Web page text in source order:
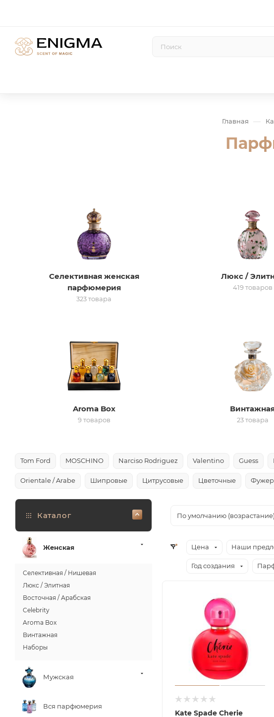
Главная —
Селективная женская
парфюмерия
323 товара
Люкс /
419 товаров
Aroma Box
9 товаров 23 товара
Tom Ford MOSCHINO Narciso Rodriguez Valentino Guess
Orientale / Arabe Шипровые Цитрусовые Цветочные
По умолчанию (возрастание)
Цена Наши
Год создания
Kate Spade Cherie
Каталог
Женская
Селективная / Нишевая
Люкс / Элитная
Восточная / Арабская
Celebrity
Aroma Box
Винтажная
Наборы
Мужская
Вся парфюмерия